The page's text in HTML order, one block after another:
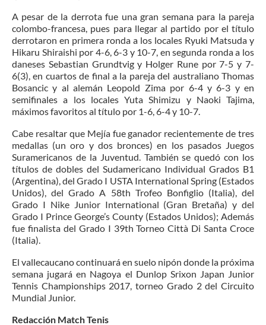
A pesar de la derrota fue una gran semana para la pareja
colombo-francesa, pues para llegar al partido por el título
derrotaron en primera ronda a los locales Ryuki Matsuda y
Hikaru Shiraishi por 4-6, 6-3 y 10-7, en segunda ronda a los
daneses Sebastian Grundtvig y Holger Rune por 7-5 y 7-
6(3), en cuartos de final a la pareja del australiano Thomas
Bosancic y al alemán Leopold Zima por 6-4 y 6-3 y en
semifinales a los locales Yuta Shimizu y Naoki Tajima,
máximos favoritos al título por 1-6, 6-4 y 10-7.
Cabe resaltar que Mejía fue ganador recientemente de tres
medallas (un oro y dos bronces) en los pasados Juegos
Suramericanos de la Juventud. También se quedó con los
títulos de dobles del Sudamericano Individual Grados B1
(Argentina), del Grado I USTA International Spring (Estados
Unidos), del Grado A 58th Trofeo Bonfiglio (Italia), del
Grado I Nike Junior International (Gran Bretaña) y del
Grado I Prince George’s County (Estados Unidos); Además
fue finalista del Grado I 39th Torneo Città Di Santa Croce
(Italia).
El vallecaucano continuará en suelo nipón donde la próxima
semana jugará en Nagoya el Dunlop Srixon Japan Junior
Tennis Championships 2017, torneo Grado 2 del Circuito
Mundial Junior.
Redacción Match Tenis